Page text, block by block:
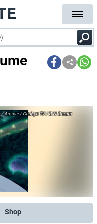
Amuse / Chukyo TV / D.N. Dream
Shop